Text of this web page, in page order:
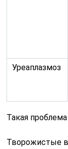
Уреаплазмоз
Такая
Творожистые